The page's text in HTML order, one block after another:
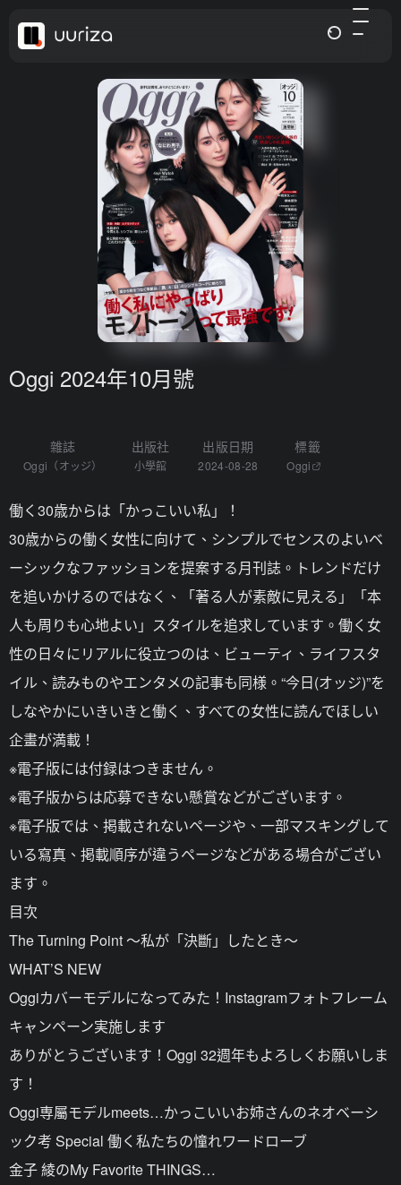
Oggi 2024年10月號
雜誌
Oggi（オッジ）
出版社
小學館
出版日期
2024-08-28
標籤
Oggi
働く30歳からは「かっこいい私」！
30歳からの働く女性に向けて、シンプルでセンスのよいベ
ーシックなファッションを提案する月刊誌。トレンドだけ
を追いかけるのではなく、「著る人が素敵に見える」「本
人も周りも心地よい」スタイルを追求しています。働く女
性の日々にリアルに役立つのは、ビューティ、ライフスタ
イル、読みものやエンタメの記事も同様。“今日(オッジ)”を
しなやかにいきいきと働く、すべての女性に読んでほしい
企畫が満載！
※電子版には付録はつきません。
※電子版からは応募できない懸賞などがございます。
※電子版では、掲載されないページや、一部マスキングして
いる寫真、掲載順序が違うページなどがある場合がござい
ます。
目次
The Turning Point ～私が「決斷」したとき～
WHAT’S NEW
Oggiカバーモデルになってみた！Instagramフォトフレーム
キャンペーン実施します
ありがとうございます！Oggi 32週年もよろしくお願いしま
す！
Oggi専屬モデルmeets…かっこいいお姉さんのネオベーシ
ック考 Special 働く私たちの憧れワードローブ
金子 綾のMy Favorite THINGS…